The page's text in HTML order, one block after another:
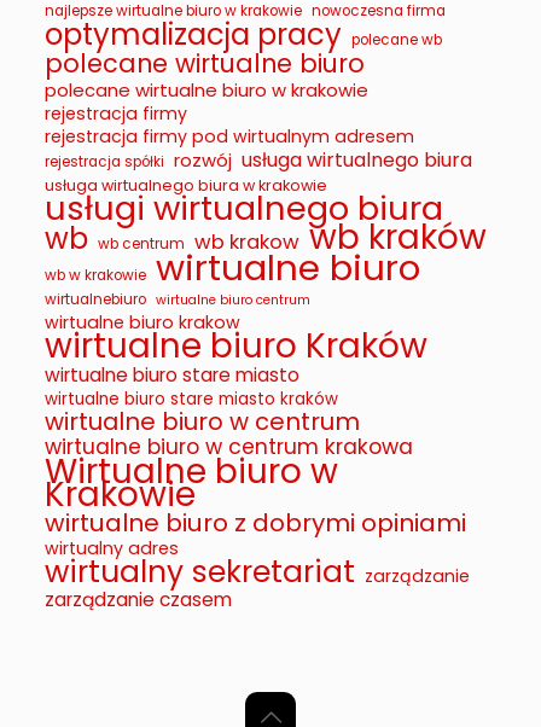
najlepsze wirtualne biuro w krakowie nowoczesna firma
optymalizacja pracy polecane wb
polecane wirtualne biuro
polecane wirtualne biuro w krakowie
rejestracja firmy
rejestracja firmy pod wirtualnym adresem
rejestracja spółki rozwój usługa wirtualnego biura
usługa wirtualnego biura w krakowie
usługi wirtualnego biura
wb wb centrum wb krakow wb kraków
wb w krakowie wirtualne biuro
wirtualnebiuro wirtualne biuro centrum
wirtualne biuro krakow
wirtualne biuro Kraków
wirtualne biuro stare miasto
wirtualne biuro stare miasto kraków
wirtualne biuro w centrum
wirtualne biuro w centrum krakowa
Wirtualne biuro w
Krakowie
wirtualne biuro z dobrymi opiniami
wirtualny adres
wirtualny sekretariat zarządzanie
zarządzanie czasem